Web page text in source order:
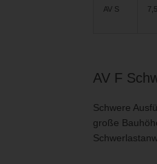
AV S
AV F
Schwere
große